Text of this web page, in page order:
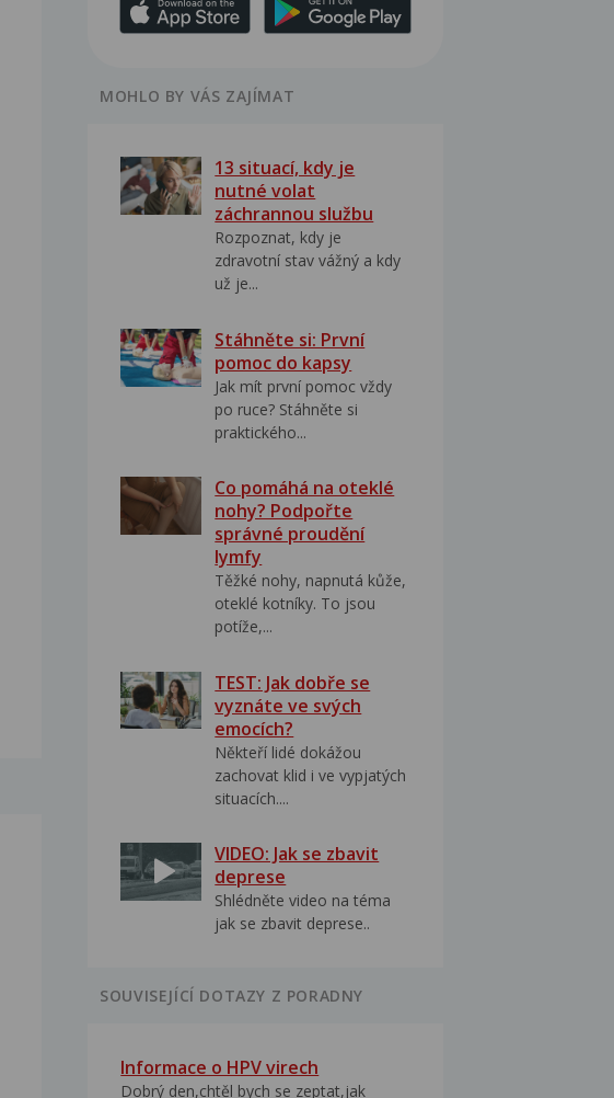
MOHLO BY VÁS ZAJÍMAT
13 situací, kdy je
nutné volat
záchrannou službu
Rozpoznat, kdy je
zdravotní stav vážný a kdy
už je...
Stáhněte si: První
pomoc do kapsy
Jak mít první pomoc vždy
po ruce? Stáhněte si
praktického...
Co pomáhá na oteklé
nohy? Podpořte
správné proudění
lymfy
Těžké nohy, napnutá kůže,
oteklé kotníky. To jsou
potíže,...
TEST: Jak dobře se
vyznáte ve svých
emocích?
Někteří lidé dokážou
zachovat klid i ve vypjatých
situacích....
VIDEO: Jak se zbavit
deprese
Shlédněte video na téma
jak se zbavit deprese..
SOUVISEJÍCÍ DOTAZY Z PORADNY
Informace o HPV virech
Dobrý den,chtěl bych se zeptat,jak